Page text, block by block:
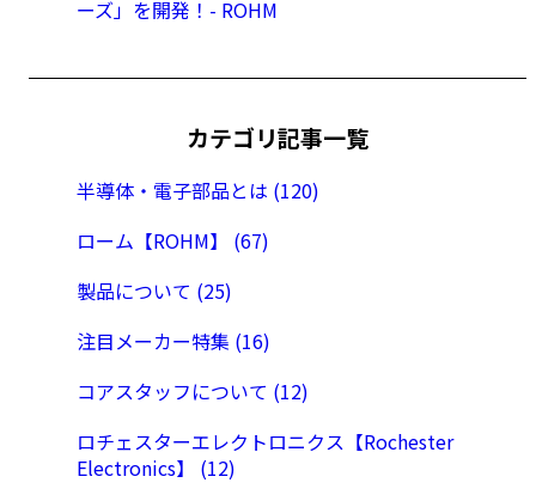
ーズ」を開発！- ROHM
カテゴリ記事一覧
半導体・電子部品とは (120)
ローム【ROHM】 (67)
製品について (25)
注目メーカー特集 (16)
コアスタッフについて (12)
ロチェスターエレクトロニクス【Rochester
Electronics】 (12)